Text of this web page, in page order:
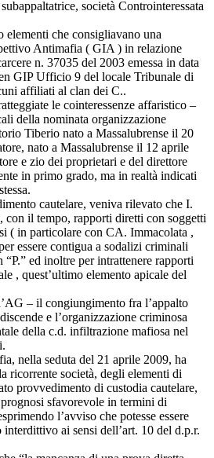
società Controinteressata
elementi che consigliavano una
Antimafia ( GIA ) in relazione
n. 37035 del 2003 emessa in data
GIP Ufficio 9 del locale Tribunale di
affiliati al clan dei C..
le cointeressenze affaristico –
della nominata organizzazione
Tiberio nato a Massalubrense il 20
nato a Massalubrense il 12 aprile
e zio dei proprietari e del direttore
in primo grado, ma in realtà indicati
cautelare, veniva rilevato che I.
con il tempo, rapporti diretti con soggetti
( in particolare con CA. Immacolata ,
essere contigua a sodalizi criminali
ed inoltre per intrattenere rapporti
, quest’ultimo elemento apicale del
– il congiungimento fra l’appalto
e l’organizzazione criminosa
della c.d. infiltrazione mafiosa nel
nella seduta del 21 aprile 2009, ha
ricorrente società, degli elementi di
provvedimento di custodia cautelare,
sfavorevole in termini di
l’avviso che potesse essere
ai sensi dell’art. 10 del d.p.r.